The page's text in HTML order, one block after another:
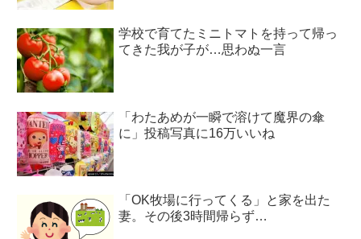
学校で育てたミニトマトを持って帰っ
てきた我が子が…思わぬ一言
「わたあめが一瞬で溶けて魔界の傘
に」投稿写真に16万いいね
「OK牧場に行ってくる」と家を出た
妻。その後3時間帰らず…